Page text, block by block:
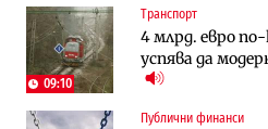
09:10
Транспорт
4 млрд. евро
успява да
Публични финанси
Градоустройство
Столична
трасе по бул.
Компании
Компании
Vivacom
90% отстъпка
Градоустройство